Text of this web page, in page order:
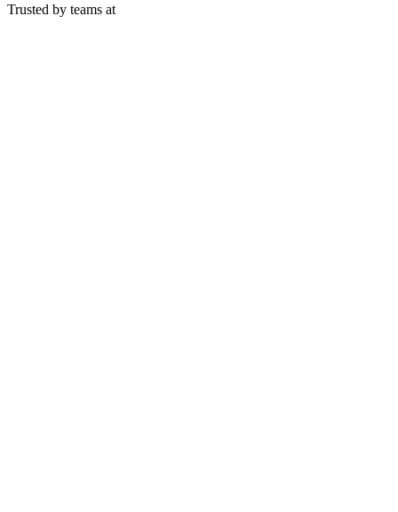
Trusted by teams at